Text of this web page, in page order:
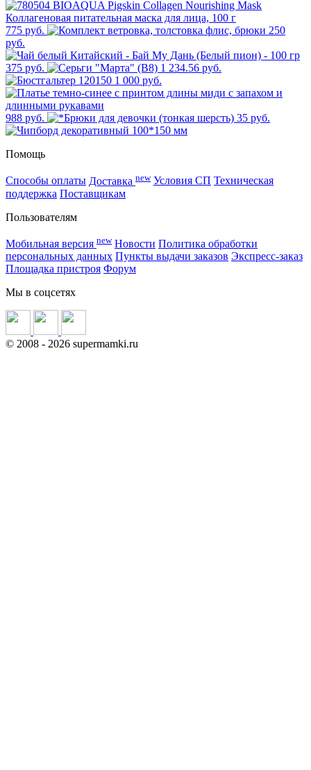
775 руб.
250
руб.
375 руб.
1 234.56 руб.
1 000 руб.
988 руб. 35 руб.
Помощь
Способы оплаты Доставка new Условия СП Техническая
поддержка Поставщикам
Пользователям
Мобильная версия new Новости Политика обработки
персональных данных Пункты выдачи заказов Экспресс-заказ
Площадка пристроя Форум
Мы в соцсетях
© 2008 - 2026 supermamki.ru